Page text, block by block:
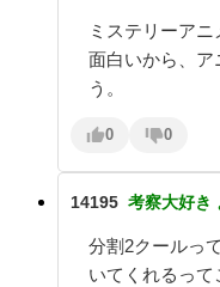
ミステリーア
面白いから、ア
う。
0 0
14195 考察大好き
分割2クールっ
いてくれるって